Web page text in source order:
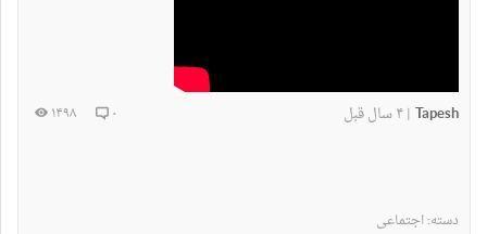
Tapesh
|۴ سال قبل ۰ ۱۴۹۸
دسته:اجتماعی